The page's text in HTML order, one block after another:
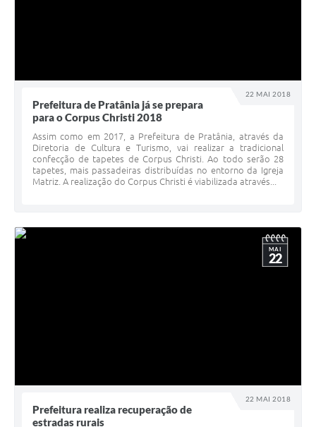
22 MAI 2018
Prefeitura de Pratânia já se prepara
para o Corpus Christi 2018
Assim como em 2017, a Prefeitura de Pratânia, através da
Diretoria de Cultura e Turismo, vai realizar a tradicional
confecção de tapetes de Corpus Christi. Ao todo serão 28
tapetes, mais passadeiras distribuídas no entorno da Igreja
Matriz. A realização do Corpus Christi é viabilizada através...
22 MAI 2018
MAI
22
Prefeitura realiza recuperação de
estradas rurais